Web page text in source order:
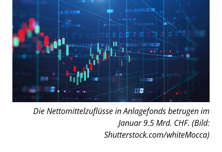
Die Nettomittelzuflüsse in Anlagefonds betrugen im
Januar 9.5 Mrd. CHF. (Bild:
Shutterstock.com/whiteMocca)